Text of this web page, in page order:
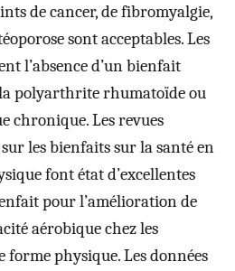
de cancer, de fibromyalgie,
sont acceptables. Les
l’absence d’un bienfait
polyarthrite rhumatoïde ou
chronique. Les revues
les bienfaits sur la santé en
font état d’excellentes
pour l’amélioration de
aérobique chez les
forme physique. Les données